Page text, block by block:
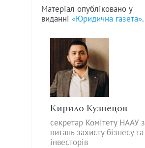
Матеріал опубліковано у
виданні «Юридична газета».
Кирило Кузнецов
секретар Комітету НААУ з
питань захисту бізнесу та
інвесторів